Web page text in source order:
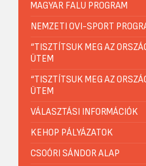
MAGYAR FALU PROGRAM
NEMZETI OVI-SPORT
“TISZTÍTSUK MEG AZ
ÜTEM
“TISZTÍTSUK MEG AZ
ÜTEM
VÁLASZTÁSI INFORMÁCIÓK
KEHOP PÁLYÁZATOK
CSOÓRI SÁNDOR ALAP